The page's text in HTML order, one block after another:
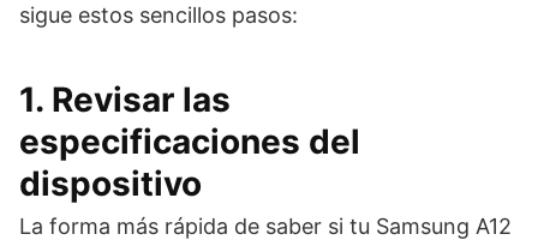
sigue estos sencillos pasos:
1. Revisar las
especificaciones del
dispositivo
La forma más rápida de saber si tu Samsung A12